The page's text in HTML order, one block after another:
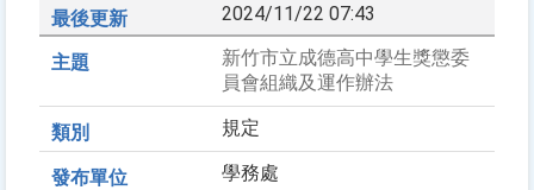
2024/11/22 07:43
新竹市立成德高中學生獎懲委
員會組織及運作辦法
規定
學務處